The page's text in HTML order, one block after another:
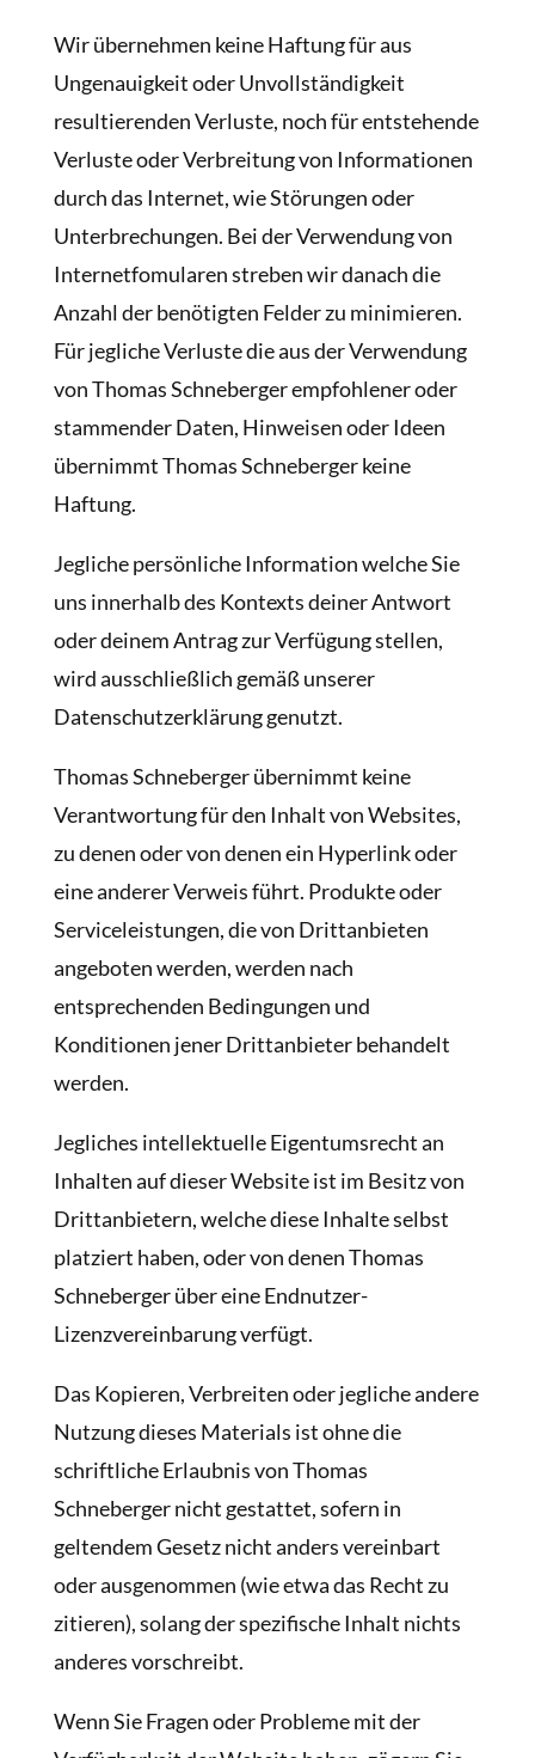
Wir übernehmen keine Haftung für aus
Ungenauigkeit oder Unvollständigkeit
resultierenden Verluste, noch für entstehende
Verluste oder Verbreitung von Informationen
durch das Internet, wie Störungen oder
Unterbrechungen. Bei der Verwendung von
Internetfomularen streben wir danach die
Anzahl der benötigten Felder zu minimieren.
Für jegliche Verluste die aus der Verwendung
von Thomas Schneberger empfohlener oder
stammender Daten, Hinweisen oder Ideen
übernimmt Thomas Schneberger keine
Haftung.
Jegliche persönliche Information welche Sie
uns innerhalb des Kontexts deiner Antwort
oder deinem Antrag zur Verfügung stellen,
wird ausschließlich gemäß unserer
Datenschutzerklärung genutzt.
Thomas Schneberger übernimmt keine
Verantwortung für den Inhalt von Websites,
zu denen oder von denen ein Hyperlink oder
eine anderer Verweis führt. Produkte oder
Serviceleistungen, die von Drittanbieten
angeboten werden, werden nach
entsprechenden Bedingungen und
Konditionen jener Drittanbieter behandelt
werden.
Jegliches intellektuelle Eigentumsrecht an
Inhalten auf dieser Website ist im Besitz von
Drittanbietern, welche diese Inhalte selbst
platziert haben, oder von denen Thomas
Schneberger über eine Endnutzer-
Lizenzvereinbarung verfügt.
Das Kopieren, Verbreiten oder jegliche andere
Nutzung dieses Materials ist ohne die
schriftliche Erlaubnis von Thomas
Schneberger nicht gestattet, sofern in
geltendem Gesetz nicht anders vereinbart
oder ausgenommen (wie etwa das Recht zu
zitieren), solang der spezifische Inhalt nichts
anderes vorschreibt.
Wenn Sie Fragen oder Probleme mit der